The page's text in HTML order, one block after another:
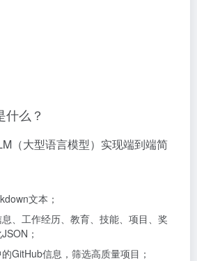
什么？
（大型语言模型）实现端到端简
文本；
、工作经历、教育、技能、项目、奖
；
GitHub信息，筛选高质量项目；